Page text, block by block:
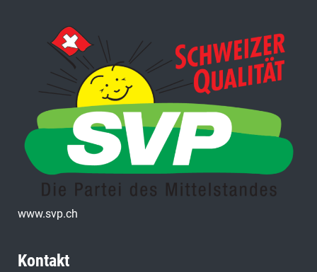
www.svp.ch
Kontakt